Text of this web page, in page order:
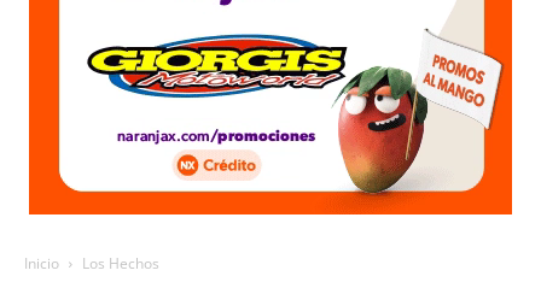
Inicio Los Hechos